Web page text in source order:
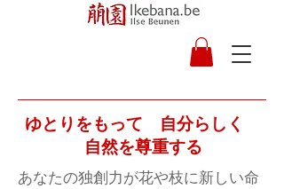
ゆとりをもって 自分らしく
自然を尊重する
あなたの独創力が花や枝に新しい命